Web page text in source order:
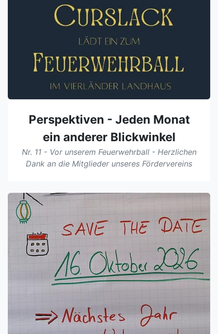
Perspektiven - Jeden Monat
ein anderer Blickwinkel
Nr. 11 - Vor unserem Feuerwehrball - Herzlichen
Dank an die Mitglieder unseres Fördervereins